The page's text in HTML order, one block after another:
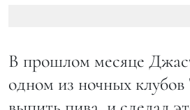
В прошлом месяце
одном из ночных